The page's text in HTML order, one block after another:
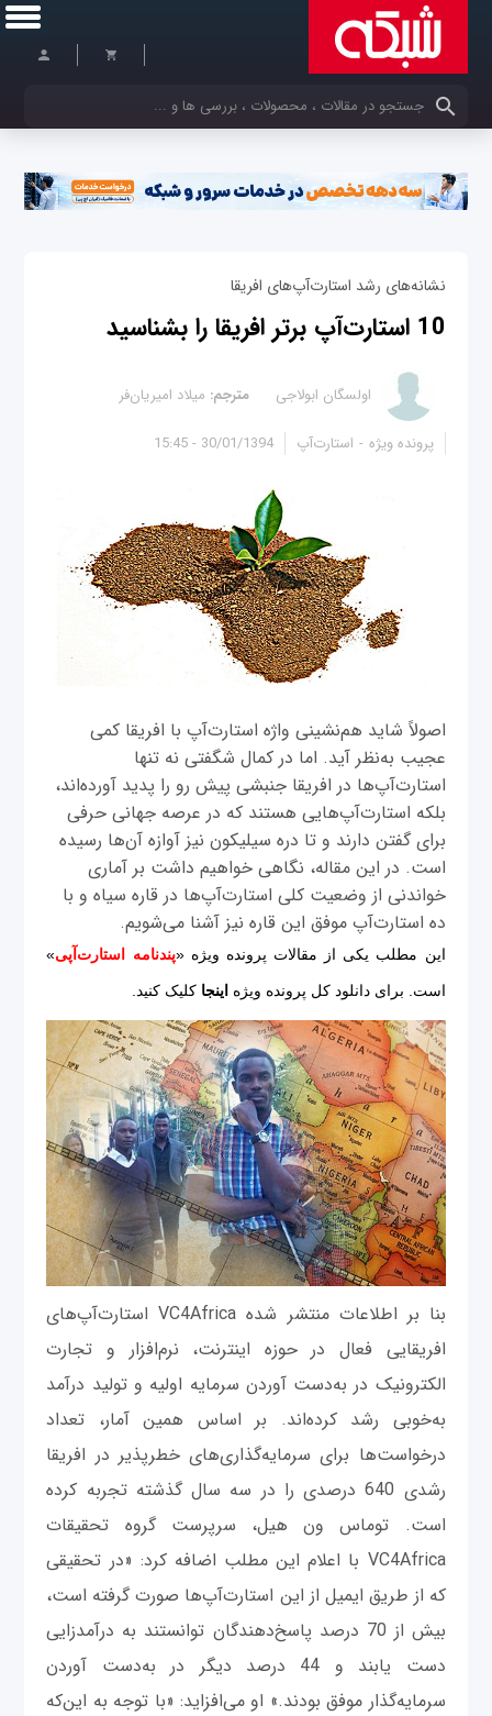
کلمات کلیدی خود را وارد کنید
نشانه‌های رشد استارت‌آپ‌های افریقا
10 استارت‌آپ برتر افریقا را بشناسید
30/01/1394 - 15:45
اولسگان ابولاجی مترجم: میلاد امیریان‌فر
پرونده ویژه استارت‌آپ
اصولاً شاید هم‌نشینی واژه استارت‌آپ با افریقا کمی
عجیب به‌نظر آید. اما در کمال شگفتی نه تنها
استارت‌آپ‌ها در افریقا جنبشی پیش رو را پدید آورده‌اند،
بلکه استارت‌آپ‌هایی هستند که در عرصه جهانی حرفی
برای گفتن دارند و تا دره سیلیکون نیز آوازه آن‌ها رسیده
است. در این مقاله، نگاهی خواهیم داشت بر آماری
خواندنی از وضعیت کلی استارت‌آپ‌ها در قاره سیاه و با
ده استارت‌آپ موفق این قاره نیز آشنا می‌شویم.
این مطلب یکی از مقالات پرونده ویژه «پندنامه استارت‌آپی»
است. برای دانلود کل پرونده ویژه اینجا کلیک کنید.
بنا بر اطلاعات منتشر شده VC4Africa استارت‌آپ‌های
افریقایی فعال در حوزه اینترنت، نرم‌افزار و تجارت
الکترونیک در به‌دست آوردن سرمایه اولیه و تولید درآمد
به‌خوبی رشد کرده‌اند. بر اساس همین آمار، تعداد
درخواست‌ها برای سرمایه‌گذاری‌های خطرپذیر در افریقا
رشدی 640 درصدی را در سه سال گذشته تجربه کرده
است. توماس ون هیل، سرپرست گروه تحقیقات
VC4Africa با اعلام این مطلب اضافه کرد: «در تحقیقی
که از طریق ایمیل از این استارت‌آپ‌ها صورت گرفته است،
بیش از 70 درصد پاسخ‌دهندگان توانستند به درآمدزایی
دست یابند و 44 درصد دیگر در به‌دست آوردن
سرمایه‌گذار موفق بودند.» او می‌افزاید: «با توجه به این‌که